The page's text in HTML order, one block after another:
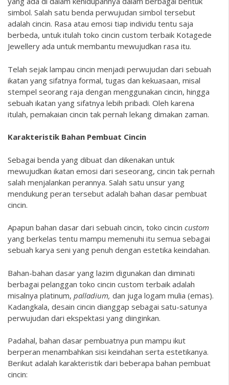
simbol. Salah satu benda perwujudan simbol tersebut
adalah cincin. Rasa atau emosi tiap individu tentu saja
berbeda, untuk itulah toko cincin custom terbaik Kotagede
Jewellery ada untuk membantu mewujudkan rasa itu.
Telah sejak lampau cincin menjadi perwujudan dari sebuah
ikatan yang sifatnya formal, tugas dan kekuasaan, misal
stempel seorang raja dengan menggunakan cincin, hingga
sebuah ikatan yang sifatnya lebih pribadi. Oleh karena
itulah, pemakaian cincin tak pernah lekang dimakan zaman.
Karakteristik Bahan Pembuat Cincin
Sebagai benda yang dibuat dan dikenakan untuk
mewujudkan ikatan emosi dari seseorang, cincin tak pernah
salah menjalankan perannya. Salah satu unsur yang
mendukung peran tersebut adalah bahan dasar pembuat
cincin.
Apapun bahan dasar dari sebuah cincin, toko cincin custom
yang berkelas tentu mampu memenuhi itu semua sebagai
sebuah karya seni yang penuh dengan estetika keindahan.
Bahan-bahan dasar yang lazim digunakan dan diminati
berbagai pelanggan toko cincin custom terbaik adalah
misalnya platinum, palladium, dan juga logam mulia (emas).
Kadangkala, desain cincin dianggap sebagai satu-satunya
perwujudan dari ekspektasi yang diinginkan.
Padahal, bahan dasar pembuatnya pun mampu ikut
berperan menambahkan sisi keindahan serta estetikanya.
Berikut adalah karakteristik dari beberapa bahan pembuat
cincin: